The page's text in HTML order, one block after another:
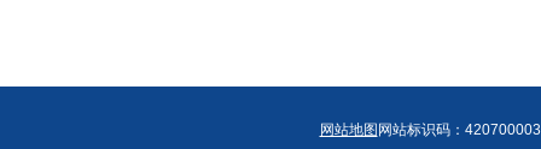
网站地图 网站标识码：